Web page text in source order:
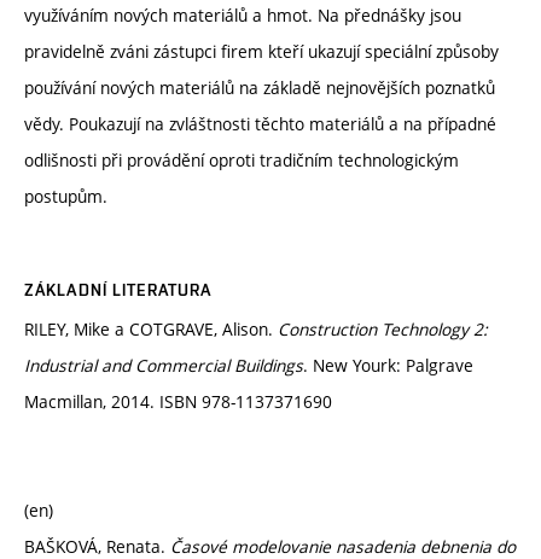
využíváním nových materiálů a hmot. Na přednášky jsou
pravidelně zváni zástupci firem kteří ukazují speciální způsoby
používání nových materiálů na základě nejnovějších poznatků
vědy. Poukazují na zvláštnosti těchto materiálů a na případné
odlišnosti při provádění oproti tradičním technologickým
postupům.
ZÁKLADNÍ LITERATURA
RILEY, Mike a COTGRAVE, Alison. Construction Technology 2:
Industrial and Commercial Buildings. New Yourk: Palgrave
Macmillan, 2014. ISBN 978-1137371690
(en)
BAŠKOVÁ, Renata. Časové modelovanie nasadenia debnenia do